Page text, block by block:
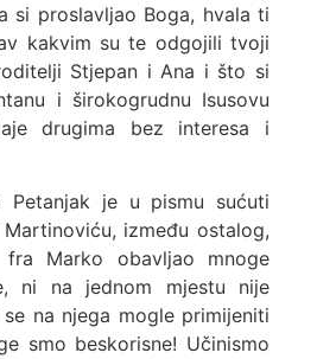
si proslavljao Boga, hvala ti
kakvim su te odgojili tvoji
Stjepan i Ana i što si
i širokogrudnu Isusovu
drugima bez interesa i
Petanjak je u pismu sućuti
između ostalog,
Marko obavljao mnoge
ni na jednom mjestu nije
na njega mogle primijeniti
smo beskorisne! Učinismo